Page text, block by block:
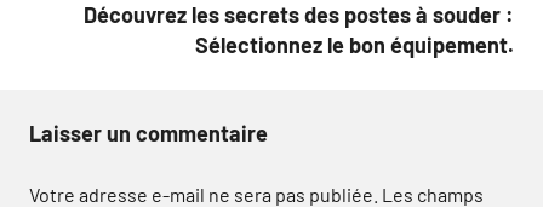
Découvrez les secrets des postes à souder :
Sélectionnez le bon équipement.
Laisser un commentaire
Votre adresse e-mail ne sera pas publiée. Les champs